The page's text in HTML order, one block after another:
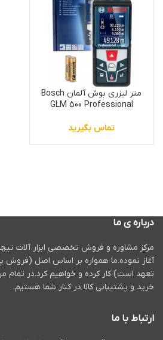
متر لیزری بوش آلمان Bosch
GLM 500 Professional
تماس بگیرید
درباره ی ما
آغاز نموده.ما همواره بر اساس اصل (فروش
تعهد است) کار کرده و خواهیم کرد.در تمام
خرید و پشتیبانی کالا در کنار شما هستیم.
ارتباط با ما